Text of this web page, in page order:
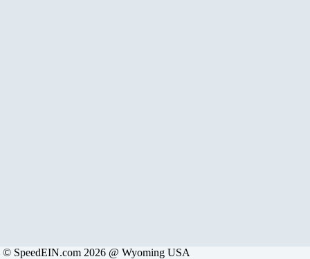
© SpeedEIN.com 2026 @ Wyoming USA